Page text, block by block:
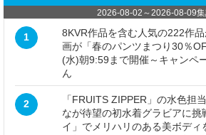
2026-08-02 ～2026-08-09
1
8KVR作品を含む人気の222作
画が「春のパンツまつり30％
(水)朝9:59まで開催～キャンペ
ん
2
「FRUITS ZIPPER」の水色担
なが待望の初水着グラビアに挑
イ」でメリハリのある美ボデ